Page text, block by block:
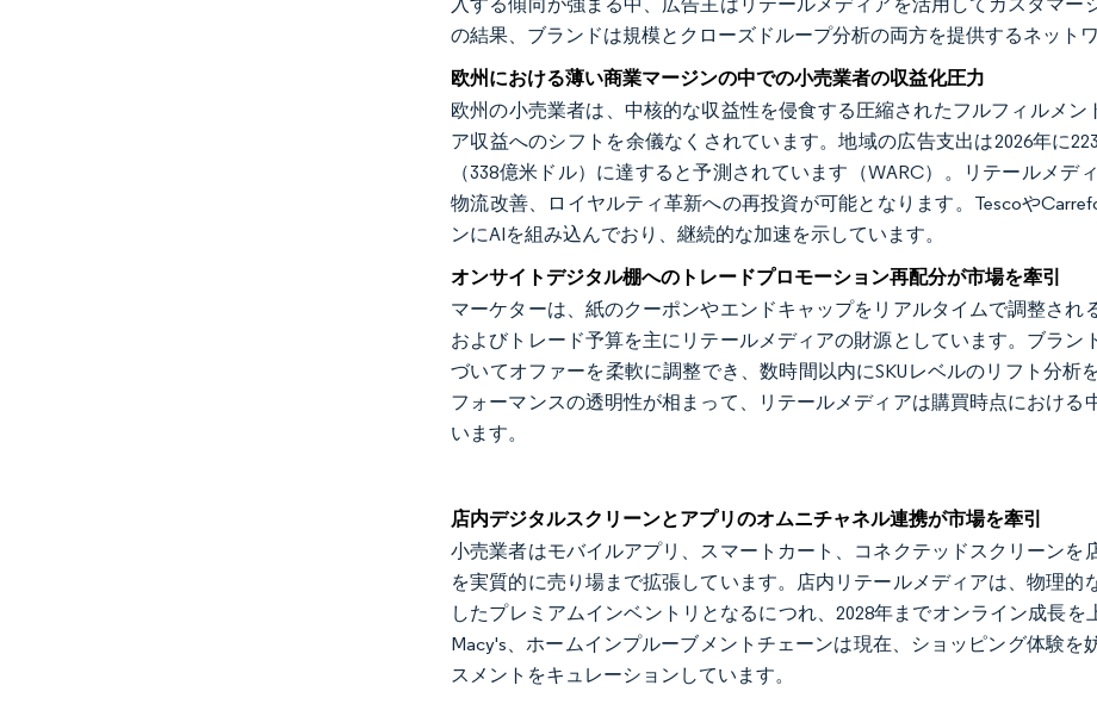
の結果、ブランドは規模とクローズドループ分析の両方を提供するネット
欧州における薄い商業マージンの中での小売業者の収益化圧力
欧州の小売業者は、中核的な収益性を侵食する圧縮されたフルフィルメン
ア収益へのシフトを余儀なくされています。地域の広告支出は2026年に
（338億米ドル）に達すると予測されています（WARC）。リテールメデ
物流改善、ロイヤルティ革新への再投資が可能となります。Tescoや
ンにAIを組み込んでおり、継続的な加速を示しています。
オンサイトデジタル棚へのトレードプロモーション再配分が市場を牽引
マーケターは、紙のクーポンやエンドキャップをリアルタイムで調整さ
およびトレード予算を主にリテールメディアの財源としています。ブラ
づいてオファーを柔軟に調整でき、数時間以内にSKUレベルのリフト分
フォーマンスの透明性が相まって、リテールメディアは購買時点におけ
います。
店内デジタルスクリーンとアプリのオムニチャネル連携が市場を牽引
小売業者はモバイルアプリ、スマートカート、コネクテッドスクリーン
を実質的に売り場まで拡張しています。店内リテールメディアは、物理
したプレミアムインベントリとなるにつれ、2028年までオンライン成長を
Macy's、ホームインプルーブメントチェーンは現在、ショッピング体験
スメントをキュレーションしています。